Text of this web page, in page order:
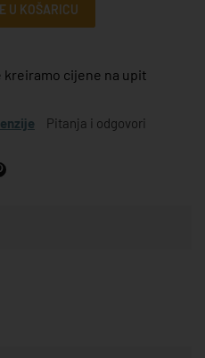
U KOŠARICU
kreiramo cijene na upit
Pitanja i odgovori